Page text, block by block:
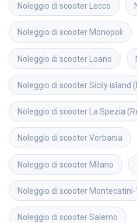
Noleggio di scooter Lecco
Noleggio di scooter Monopoli
Noleggio di scooterLoano
Noleggio di scooterSicily island
Noleggio di scooter La Spezia
Noleggio di scooterVerbania
Noleggio di scooter Milano
Noleggio di scooter
Noleggio di scooterSalerno